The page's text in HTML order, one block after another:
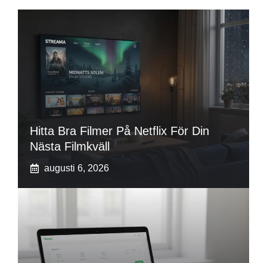
Hitta Bra Filmer På Netflix För Din
Nästa Filmkväll
augusti 6, 2026